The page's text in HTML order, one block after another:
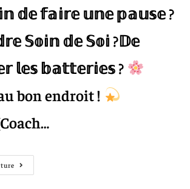
𝕕𝕖 𝕗𝕒𝕚𝕣𝕖 𝕦𝕟𝕖 𝕡𝕒𝕦𝕤𝕖 ?
𝕊𝕠𝕚𝕟 𝕕𝕖 𝕊𝕠𝕚 ?𝔻𝕖
𝕝𝕖𝕤 𝕓𝕒𝕥𝕥𝕖𝕣𝕚𝕖𝕤 ?
bon endroit !